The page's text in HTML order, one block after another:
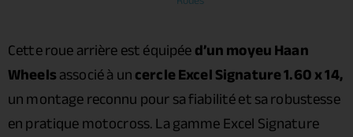
Cette roue arrière est équipéed’un moyeu Haan
Wheelsassocié à uncercle Excel Signature 1.60 x 14,
un montage reconnu pour sa fiabilité et sa robustesse
en pratique motocross. La gamme Excel Signature